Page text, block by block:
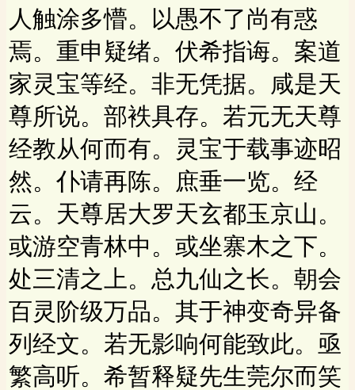
人触涂多懵。以愚不了尚有惑
焉。重申疑绪。伏希指诲。案道
家灵宝等经。非无凭据。咸是天
尊所说。部袟具存。若元无天尊
经教从何而有。灵宝于载事迹昭
然。仆请再陈。庶垂一览。经
云。天尊居大罗天玄都玉京山。
或游空青林中。或坐寨木之下。
处三清之上。总九仙之长。朝会
百灵阶级万品。其于神变奇异备
列经文。若无影响何能致此。亟
繁高听。希暂释疑先生莞尔而笑